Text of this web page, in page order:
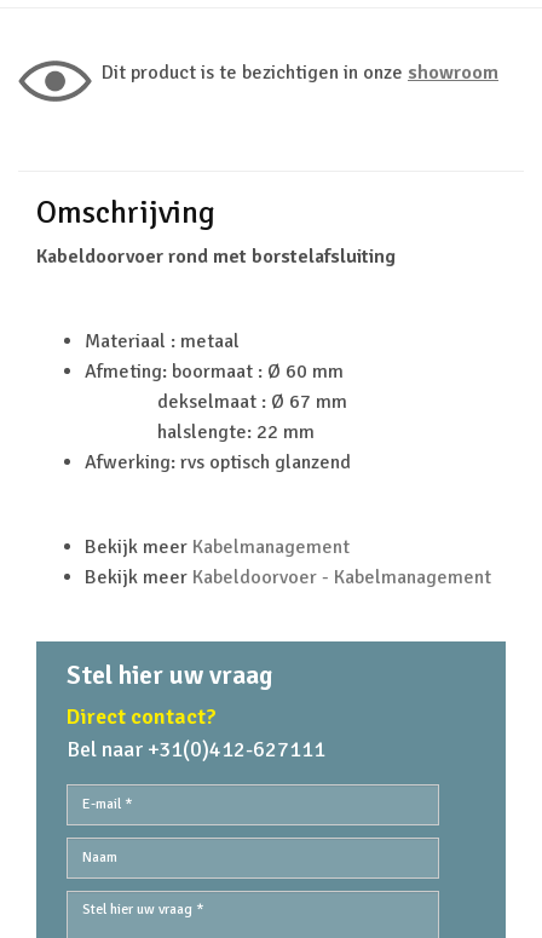
Dit product is te bezichtigen in onze showroom
Omschrijving
Kabeldoorvoer rond met borstelafsluiting
Materiaal : metaal
Afmeting: boormaat : Ø 60 mm
dekselmaat : Ø 67 mm
halslengte: 22 mm
Afwerking: rvs optisch glanzend
Bekijk meer Kabelmanagement
Bekijk meer Kabeldoorvoer - Kabelmanagement
Stel hier uw vraag
Direct contact?
Bel naar +31(0)412-627111